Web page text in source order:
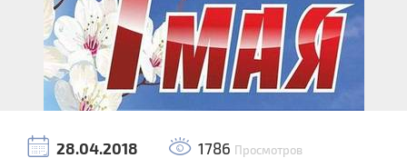
28.04.2018 1786 Просмотров